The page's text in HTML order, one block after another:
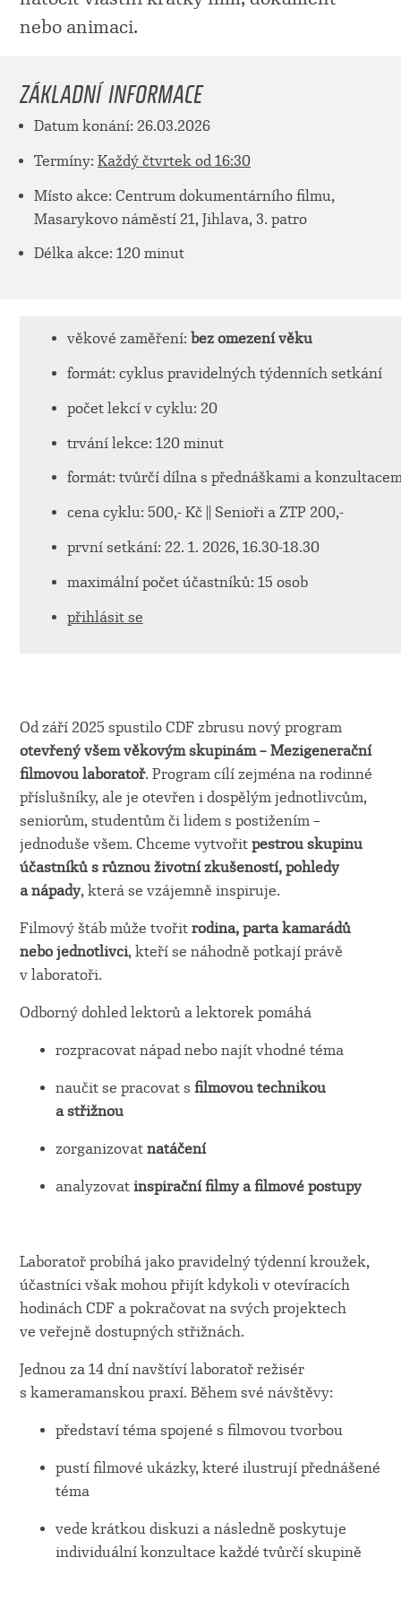
nebo animaci.
ZÁKLADNÍ INFORMACE
Datum konání: 26.03.2026
Termíny: Každý čtvrtek od 16:30
Místo akce: Centrum dokumentárního filmu,
Masarykovo náměstí 21, Jihlava, 3. patro
Délka akce: 120 minut
věkové zaměření: bez omezení věku
formát: cyklus pravidelných týdenních setkání
počet lekcí v cyklu: 20
trvání lekce: 120 minut
formát: tvůrčí dílna s přednáškami a
cena cyklu: 500,- Kč || Senioři a ZTP 200,-
první setkání: 22. 1. 2026, 16.30-18.30
maximální počet účastníků: 15 osob
přihlásit se
Od září 2025 spustilo CDF zbrusu nový program
otevřený všem věkovým skupinám – Mezigenerační
filmovou laboratoř. Program cílí zejména na rodinné
příslušníky, ale je otevřen i dospělým jednotlivcům,
seniorům, studentům či lidem s postižením –
jednoduše všem. Chceme vytvořit pestrou skupinu
účastníků s různou životní zkušeností, pohledy
a nápady, která se vzájemně inspiruje.
Filmový štáb může tvořit rodina, parta kamarádů
nebo jednotlivci, kteří se náhodně potkají právě
v laboratoři.
Odborný dohled lektorů a lektorek pomáhá
rozpracovat nápad nebo najít vhodné téma
naučit se pracovat s filmovou technikou
a střižnou
zorganizovat natáčení
analyzovat inspirační filmy a filmové postupy
Laboratoř probíhá jako pravidelný týdenní kroužek,
účastníci však mohou přijít kdykoli v otevíracích
hodinách CDF a pokračovat na svých projektech
ve veřejně dostupných střižnách.
Jednou za 14 dní navštíví laboratoř režisér
s kameramanskou praxí. Během své návštěvy:
představí téma spojené s filmovou tvorbou
pustí filmové ukázky, které ilustrují přednášené
téma
vede krátkou diskuzi a následně poskytuje
individuální konzultace každé tvůrčí skupině